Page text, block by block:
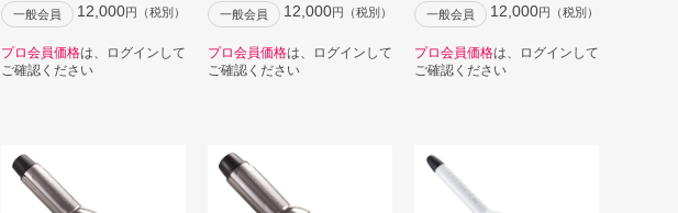
一般会員 12,000円（税別）
プロ会員価格は、ログインして
ご確認ください
一般会員 12,000円（税別）
プロ会員価格は、ログインして
ご確認ください
一般会員 12,000円（税別）
プロ会員価格は、ログインして
ご確認ください